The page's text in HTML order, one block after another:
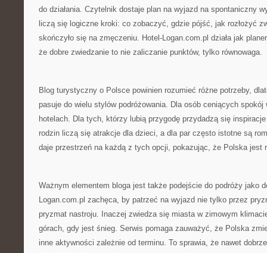
do działania. Czytelnik dostaje plan na wyjazd na spontaniczny
liczą się logiczne kroki: co zobaczyć, gdzie pójść, jak rozłożyć
skończyło się na zmęczeniu. Hotel-Logan.com.pl działa jak
że dobre zwiedzanie to nie zaliczanie punktów, tylko równowaga.
Blog turystyczny o Polsce powinien rozumieć różne potrzeby,
pasuje do wielu stylów podróżowania. Dla osób ceniących spokój
hotelach. Dla tych, którzy lubią przygodę przydadzą się
rodzin liczą się atrakcje dla dzieci, a dla par często istotne są
daje przestrzeń na każdą z tych opcji, pokazując, że Polska jest
Ważnym elementem bloga jest także podejście do podróży jako
Logan.com.pl zachęca, by patrzeć na wyjazd nie tylko przez
pryzmat nastroju. Inaczej zwiedza się miasta w zimowym
górach, gdy jest śnieg. Serwis pomaga zauważyć, że Polska
inne aktywności zależnie od terminu. To sprawia, że nawet